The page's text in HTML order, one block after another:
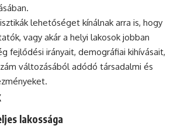
lehetőséget kínálnak arra is, hogy
vagy akár a helyi lakosok jobban
fejlődési irányait, demográfiai kihívásait,
változásából adódó társadalmi és
lakossága